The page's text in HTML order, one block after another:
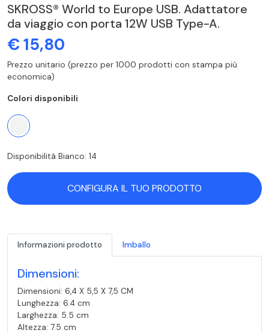
SKROSS® World to Europe USB. Adattatore
da viaggio con porta 12W USB Type-A.
€ 15,80
Prezzo unitario (prezzo per 1000 prodotti con stampa più
economica)
Colori disponibili
Disponibilità Bianco: 14
CONFIGURA IL TUO PRODOTTO
Informazioni prodotto Imballo
Dimensioni:
Dimensioni: 6,4 X 5,5 X 7,5 CM
Lunghezza: 6.4 cm
Larghezza: 5.5 cm
Altezza: 7.5 cm